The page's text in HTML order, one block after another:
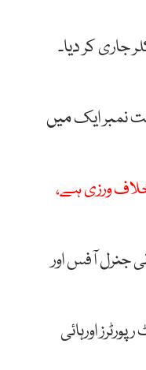
کر دیا۔
عدالت نمبر ایک میں
ورزی ہے،
گے۔اٹارنی جنرل آفس اور
اورہائی